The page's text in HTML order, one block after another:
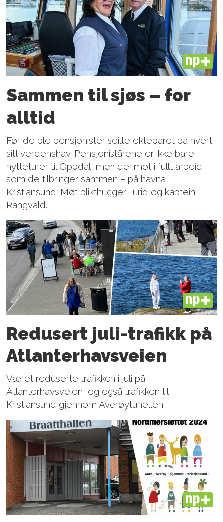
PLUS
Sammen til sjøs – for
alltid
Før de ble pensjonister seilte ekteparet på hvert
sitt verdenshav. Pensjonistårene er ikke bare
hytteturer til Oppdal, men derimot i fullt arbeid
som de tilbringer sammen – på havna i
Kristiansund. Møt plikthugger Turid og kaptein
Rangvald.
PLUS
Redusert juli-trafikk på
Atlanter­havsveien
Været reduserte trafikken i juli på
Atlanterhavsveien, og også trafikken til
Kristiansund gjennom Averøytunellen.
PLUS